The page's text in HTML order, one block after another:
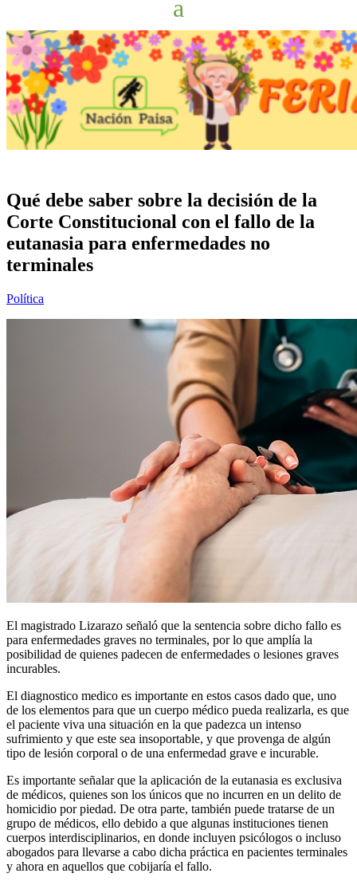
Qué debe saber sobre la decisión de la
Corte Constitucional con el fallo de la
eutanasia para enfermedades no
terminales
Política
El magistrado Lizarazo señaló que la sentencia sobre dicho fallo es
para enfermedades graves no terminales, por lo que amplía la
posibilidad de quienes padecen de enfermedades o lesiones graves
incurables.
El diagnostico medico es importante en estos casos dado que, uno
de los elementos para que un cuerpo médico pueda realizarla, es que
el paciente viva una situación en la que padezca un intenso
sufrimiento y que este sea insoportable, y que provenga de algún
tipo de lesión corporal o de una enfermedad grave e incurable.
Es importante señalar que la aplicación de la eutanasia es exclusiva
de médicos, quienes son los únicos que no incurren en un delito de
homicidio por piedad. De otra parte, también puede tratarse de un
grupo de médicos, ello debido a que algunas instituciones tienen
cuerpos interdisciplinarios, en donde incluyen psicólogos o incluso
abogados para llevarse a cabo dicha práctica en pacientes terminales
y ahora en aquellos que cobijaría el fallo.